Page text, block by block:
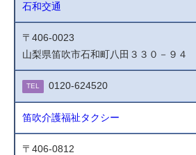
石和交通
〒406-0023
山梨県笛吹市石和町八田３３０－９４
TEL 0120-624520
笛吹介護福祉タクシー
〒406-0812